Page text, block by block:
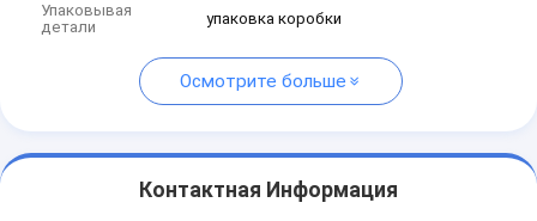
Упаковывая
детали
упаковка коробки
Осмотрите больше
Контактная Информация